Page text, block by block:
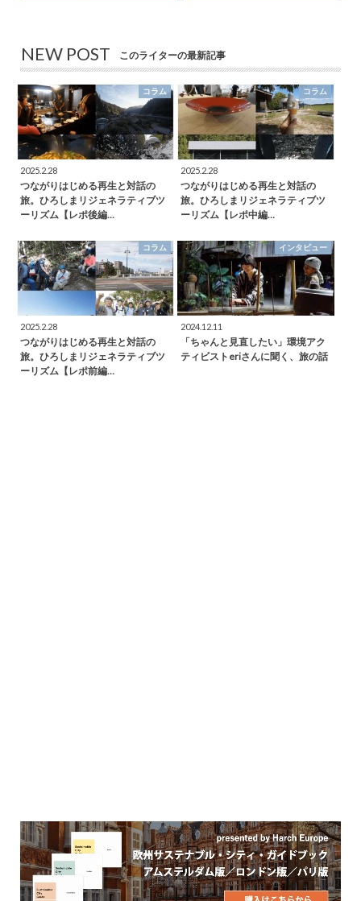
NEW POST このライターの最新記事
コラム
2025.2.28
つながりはじめる再生と対話の
旅。ひろしまリジェネラティブツ
ーリズム【レポ後編…
コラム
2025.2.28
つながりはじめる再生と対話の
旅。ひろしまリジェネラティブツ
ーリズム【レポ中編…
コラム
2025.2.28
つながりはじめる再生と対話の
旅。ひろしまリジェネラティブツ
ーリズム【レポ前編…
インタビュー
2024.12.11
「ちゃんと見直したい」環境アク
ティビストeriさんに聞く、旅の話